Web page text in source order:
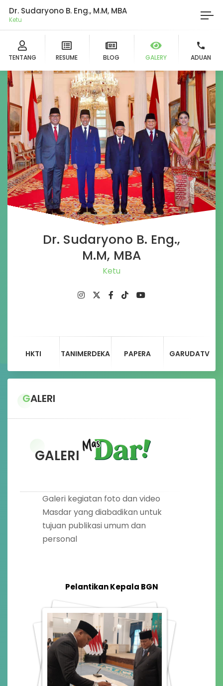
Dr. Sudaryono B. Eng., M.M, MBA
Ketua DPD G
TENTANG RESUME BLOG GALERY ADUAN
Dr. Sudaryono B. Eng.,
M.M, MBA
Ketua DPD G
HKTI TANIMERDEKA PAPERA GARUDATV
GALERI
GALERI
Galeri kegiatan foto dan video
Masdar yang diabadikan untuk
tujuan publikasi umum dan
personal
Pelantikan Kepala BGN